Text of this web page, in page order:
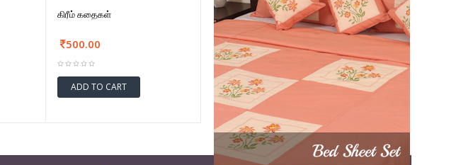
கிரீம் கதைகள்
500.00
ADD TO CART